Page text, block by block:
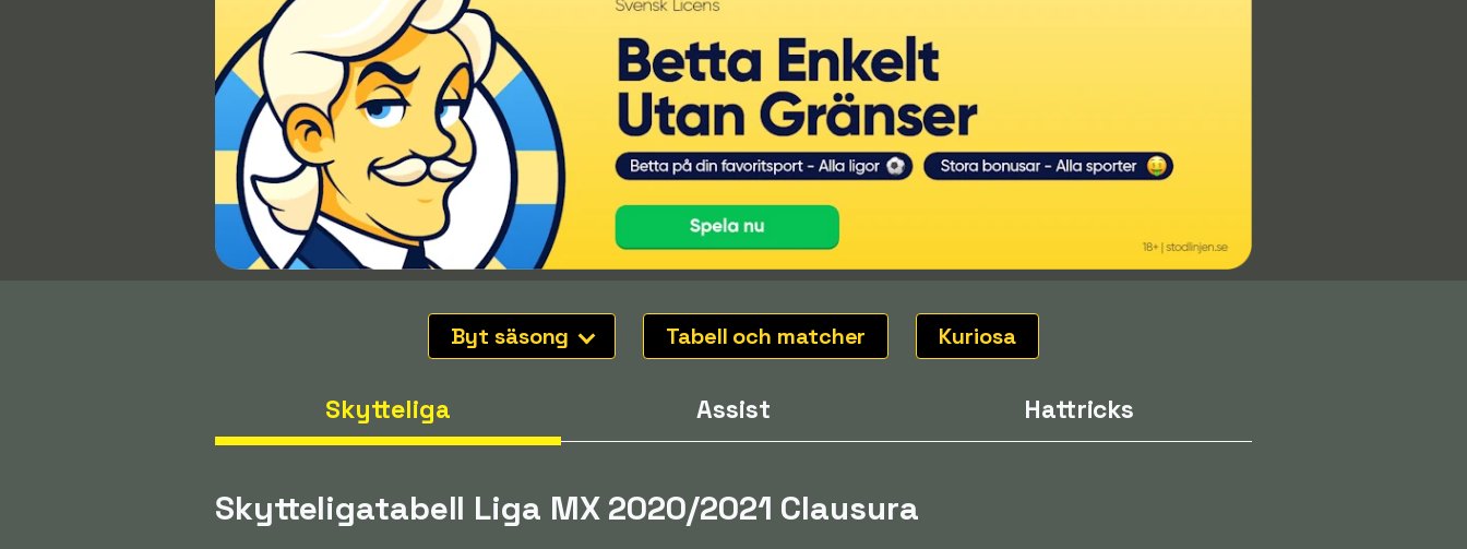
Byt säsong Tabell och matcher Kuriosa
Skytteliga Assist Hattricks
Skytteligatabell Liga MX 2020/2021 Clausura